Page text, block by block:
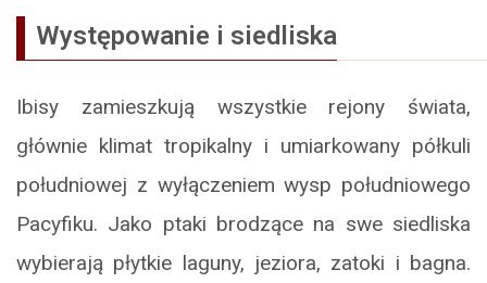
Występowanie i siedliska
Ibisy zamieszkują wszystkie rejony świata,
głównie klimat tropikalny i umiarkowany półkuli
południowej z wyłączeniem wysp południowego
Pacyfiku. Jako ptaki brodzące na swe siedliska
wybierają płytkie laguny, jeziora, zatoki i bagna.